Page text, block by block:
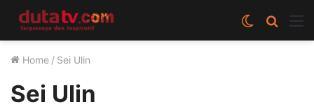
Cari
berita
Switch
skin
Home / Sei Ulin
Sei Ulin